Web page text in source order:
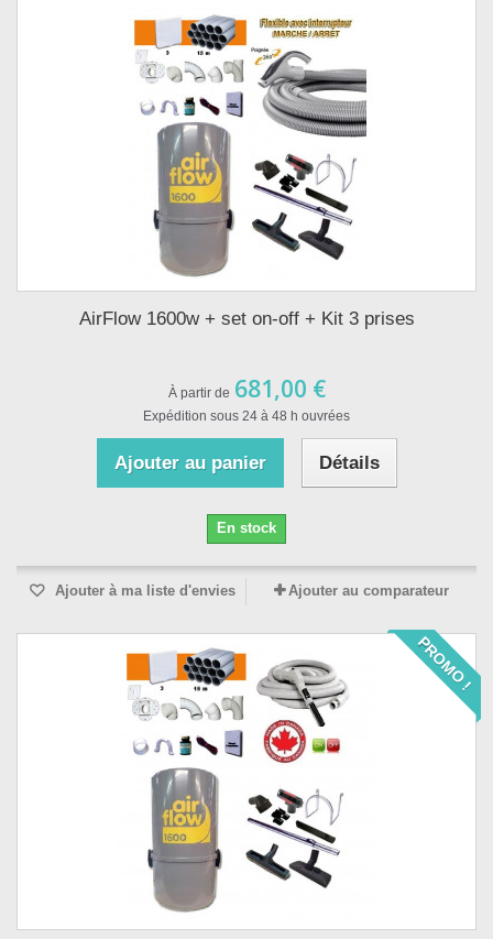
AirFlow 1600w + set on-off + Kit 3 prises
À partir de 681,00 €
Expédition sous 24 à 48 h ouvrées
Ajouter au panier Détails
En stock
Ajouter à ma liste d'envies Ajouter au comparateur
PROMO !